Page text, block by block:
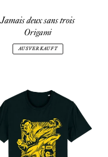
Jamais deux sans trois
Origami
AUSVERKAUFT
Kick